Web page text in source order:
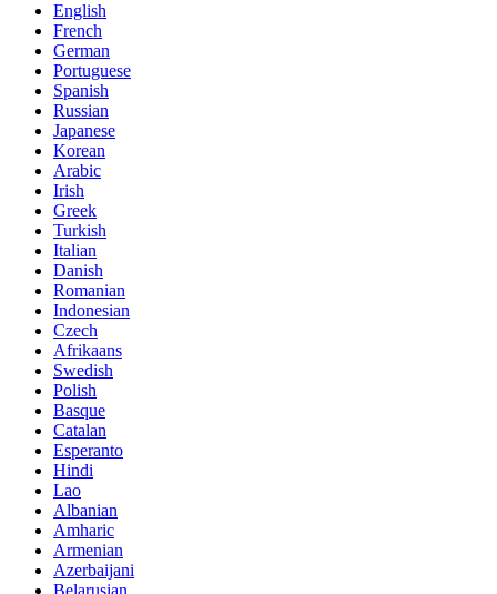
English
French
German
Portuguese
Spanish
Russian
Japanese
Korean
Arabic
Irish
Greek
Turkish
Italian
Danish
Romanian
Indonesian
Czech
Afrikaans
Swedish
Polish
Basque
Catalan
Esperanto
Hindi
Lao
Albanian
Amharic
Armenian
Azerbaijani